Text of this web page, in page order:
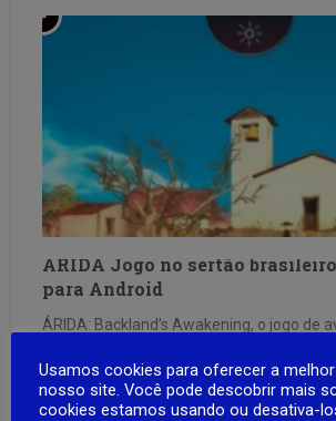
ÁRIDA Jogo no sertão
para Android
ÁRIDA: Backland’s Awakening, o jogo de
aos dispositivos móveis com sistema
desenvolvedora brasileira Aoca Game Lab
Usamos cookies para oferecer a
nosso site. Você pode descobrir mais
cookies estamos usando ou desativa-